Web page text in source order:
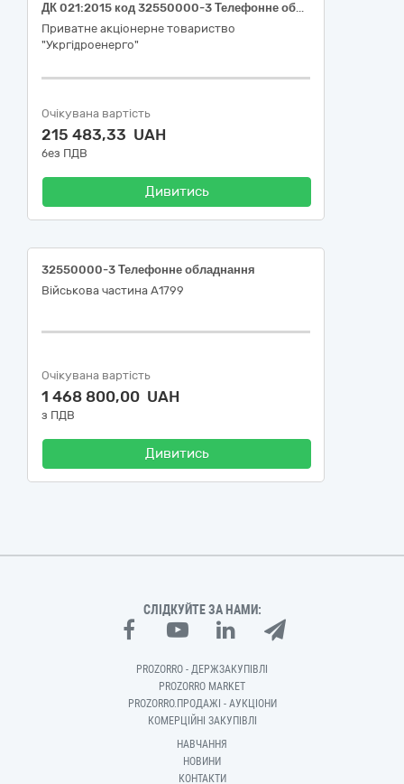
ДК 021:2015 код 32550000-3 Телефонне обладнання (Плата системна до вологозахищеного телефону для філії «Дніпровська ГЕС» ПрАТ «Укргідроенерго»)
Приватне акціонерне товариство
"Укргідроенерго"
Очікувана вартість
215 483,33 UAH
без ПДВ
Дивитись
32550000-3 Телефонне обладнання
Військова частина А1799
Очікувана вартість
1 468 800,00 UAH
з ПДВ
Дивитись
СЛІДКУЙТЕ ЗА НАМИ:
PROZORRO - ДЕРЖЗАКУПІВЛІ
PROZORRO MARKET
PROZORRO.ПРОДАЖІ - АУКЦІОНИ
КОМЕРЦІЙНІ ЗАКУПІВЛІ
НАВЧАННЯ
НОВИНИ
КОНТАКТИ